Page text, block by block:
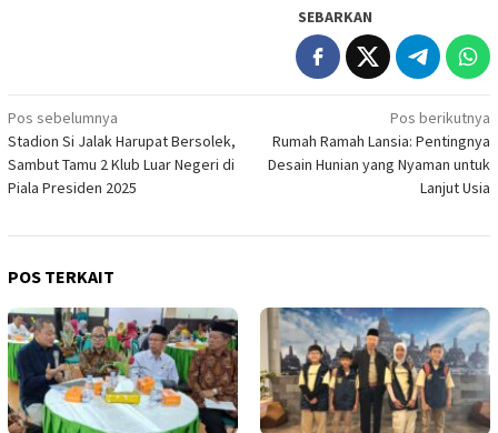
SEBARKAN
Navigasi
pos
Pos sebelumnya
Stadion Si Jalak Harupat Bersolek,
Sambut Tamu 2 Klub Luar Negeri di
Piala Presiden 2025
Pos berikutnya
Rumah Ramah Lansia: Pentingnya
Desain Hunian yang Nyaman untuk
Lanjut Usia
POS TERKAIT